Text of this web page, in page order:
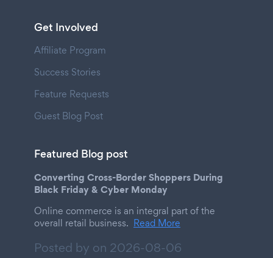
Get Involved
Affiliate Program
Success Stories
Feature Requests
Guest Blog Post
Featured Blog post
Converting Cross-Border Shoppers During
Black Friday & Cyber Monday
Online commerce is an integral part of the
overall retail business. Read More
Posted by on 2026-08-06